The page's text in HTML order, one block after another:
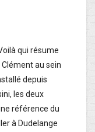
qui résume
Clément au sein
depuis
les deux
référence du
à Dudelange